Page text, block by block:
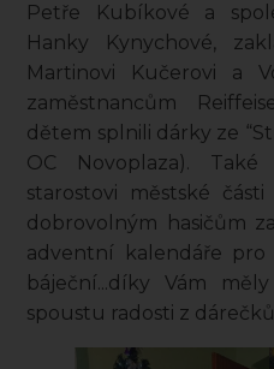
Petře Kubíkové a
Hanky Kynychové,
Martinovi Kučerovi a
zaměstnancům
dětem splnili dárky ze
OC Novoplaza).
starostovi městské
dobrovolným hasičům
adventní kalendáře pro
báječní...díky Vám
spoustu radosti z